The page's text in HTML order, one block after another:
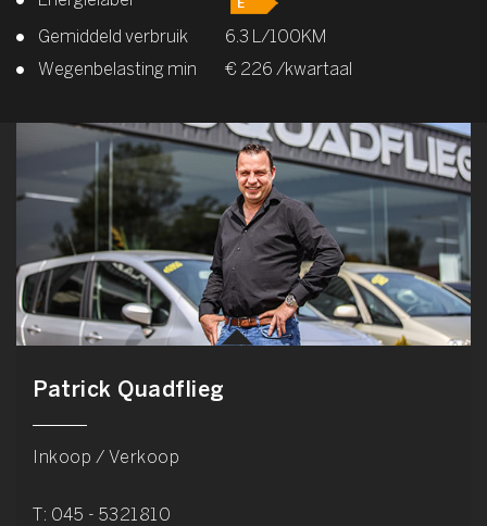
Gemiddeld verbruik
6.3 L/100KM
Wegenbelasting min
€ 226 /kwartaal
Patrick Quadflieg
Inkoop / Verkoop
T: 045 - 5321810